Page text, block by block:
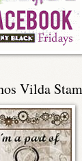
Vilda